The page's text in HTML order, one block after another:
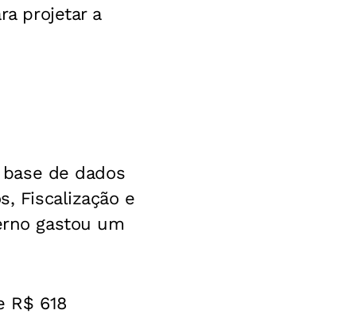
projetar a
de dados
Fiscalização e
gastou um
R$ 618